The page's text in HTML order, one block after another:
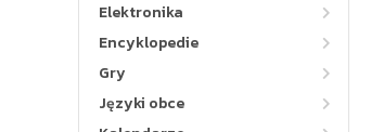
Elektronika
Encyklopedie
Gry
Języki obce